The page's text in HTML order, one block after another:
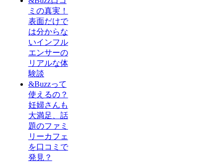
ミの真実！
表面だけで
は分からな
いインフル
エンサーの
リアルな体
験談
&Buzzって
使えるの？
妊婦さんも
大満足、話
題のファミ
リーカフェ
を口コミで
発見？